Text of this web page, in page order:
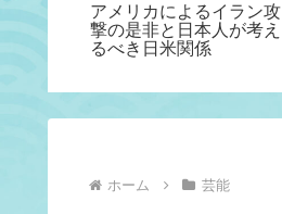
アメリカによるイラン攻
撃の是非と日本人が考え
るべき日米関係
ホーム 芸能